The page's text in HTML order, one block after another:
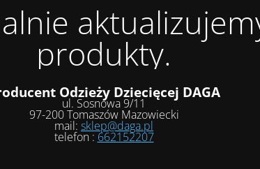
produkty.
Odzieży Dziecięcej DAGA
ul. Sosnowa 9/11
97-200 Tomaszów Mazowiecki
mail: sklep@daga.pl
telefon : 662152207